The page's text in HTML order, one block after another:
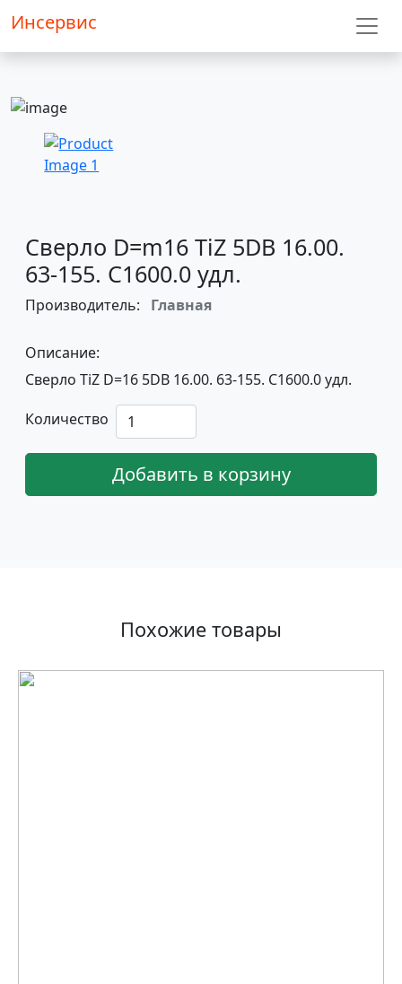
Инсервис
Сверло D=m16 TiZ 5DB 16.00.
63-155. C1600.0 удл.
Производитель: Главная
Описание:
Сверло TiZ D=16 5DB 16.00. 63-155. C1600.0 удл.
Количество
Добавить в корзину
Похожие товары